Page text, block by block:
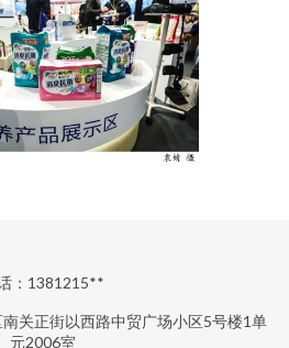
：1381215**
关正街以西路中贸广场小区5号楼1单
元2006室